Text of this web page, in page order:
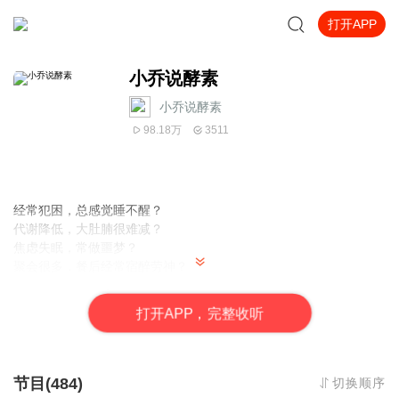
打开APP
小乔说酵素
小乔说酵素
98.18万 3511
经常犯困， 总感觉睡不醒？
代谢降低，大肚腩很难减？
这是生命在给你发一封一封的健康快递，你无视它，它迟早会吞噬
打开APP，完整收听
节目(484) 切换顺序